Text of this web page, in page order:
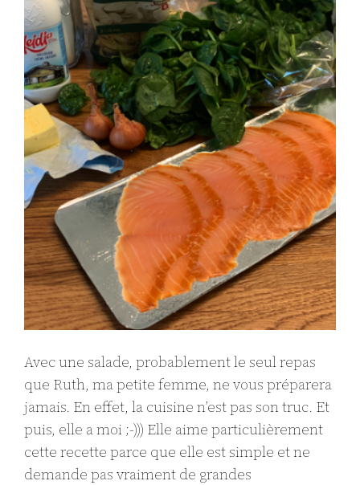
Avec une salade, probablement le seul repas
que Ruth, ma petite femme, ne vous préparera
jamais. En effet, la cuisine n’est pas son truc. Et
puis, elle a moi ;-))) Elle aime particulièrement
cette recette parce que elle est simple et ne
demande pas vraiment de grandes